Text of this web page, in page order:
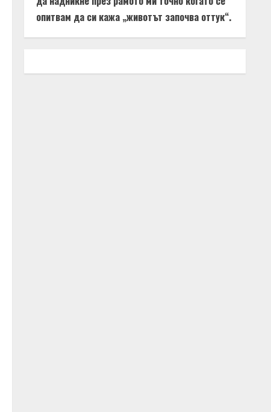
опитвам да си кажа „животът започва оттук“.